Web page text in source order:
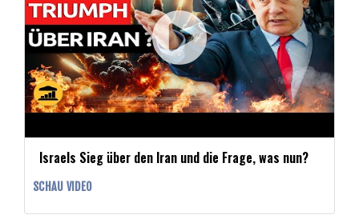
Israels Sieg über den Iran und die Frage, was nun?
SCHAU VIDEO